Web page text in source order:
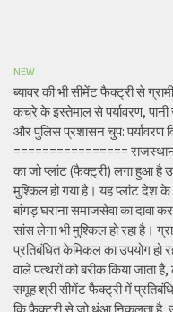
NEW
ब्यावर की भी सीमेंट फैक्ट्री से
कचरे के इस्तेमाल से पर्यावरण,
और पुलिस प्रशासन चुप: पर्यावरण
================
का जो प्लांट (फैक्ट्री) लगा हुआ है
मुश्किल हो गया है। यह प्लांट देश के
बांगड़ घराना समाजसेवा का दावा
सांस लेना भी मुश्किल हो रहा है।
प्रतिबंधित केमिकल का उपयोग
वाले पत्थरों को बरीक किया
समूह श्री सीमेंट फैक्ट्री में